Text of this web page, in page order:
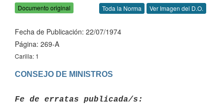
Documento original Toda la Norma Ver Imagen del D.O.
Fecha de Publicación: 22/07/1974
Página: 269-A
Carilla: 1
CONSEJO DE MINISTROS
Fe de erratas publicada/s: